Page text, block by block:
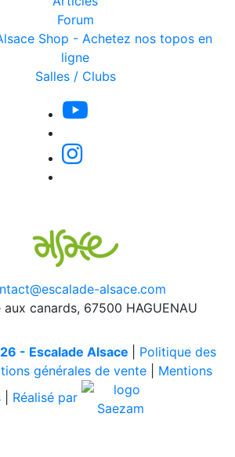
Forum
Shop - Achetez nos topos en
ligne
Salles / Clubs
alsace.com
aux canards, 67500 HAGUENAU
- Escalade Alsace
Politique des
générales de vente| Mentions
Réalisé par